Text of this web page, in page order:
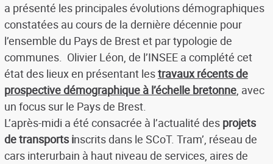
a présenté les principales évolutions démographiques
constatées au cours de la dernière décennie pour
l’ensemble du Pays de Brest et par typologie de
communes. Olivier Léon, de l’INSEE a complété cet
état des lieux en présentant lestravaux récents de
prospective démographique à l’échelle bretonne, avec
un focus sur le Pays de Brest.
L’après-midi a été consacrée à l’actualité des projets
de transports inscrits dans le SCoT. Tram’, réseau de
cars interurbain à haut niveau de services, aires de